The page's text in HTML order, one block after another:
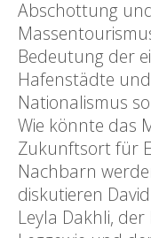
Abschottung
Bedeutung der
Hafenstädte
Nationalismus
Wie könnte das
Zukunftsort für
Nachbarn
diskutieren
Leyla Dakhli,